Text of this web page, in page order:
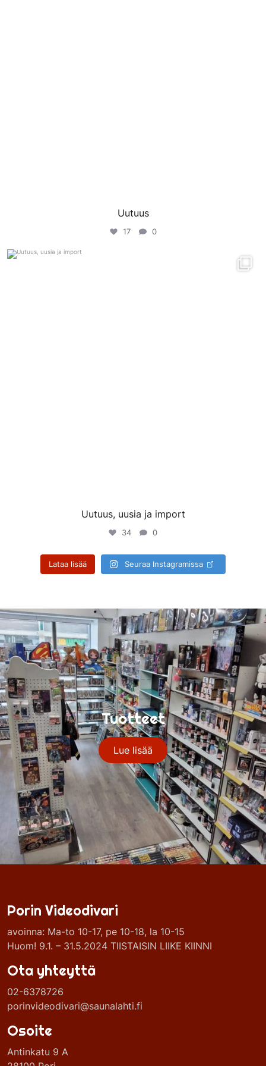
Uutuus
17 0
Uutuus, uusia ja import
34 0
Lataa lisää Seuraa Instagramissa
Tuotteet
Lue lisää
Porin Videodivari
avoinna: Ma-to 10-17, pe 10-18, la 10-15
Huom! 9.1. – 31.5.2024 TIISTAISIN LIIKE KIINNI
Ota yhteyttä
02-6378726
porinvideodivari@saunalahti.fi
Osoite
Antinkatu 9 A